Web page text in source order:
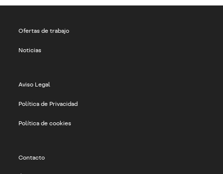
Ofertas de trabajo
Noticias
Aviso Legal
Política de Privacidad
Política de cookies
Contacto